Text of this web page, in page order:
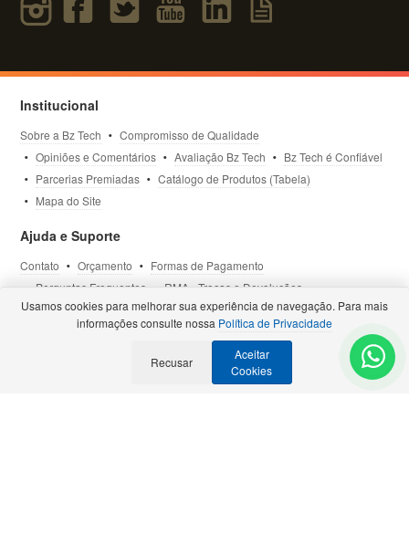
Institucional
Sobre a Bz Tech
Compromisso de Qualidade
Opiniões e Comentários
Avaliação Bz Tech
Bz Tech é Confiável
Parcerias Premiadas
Catálogo de Produtos (Tabela)
Mapa do Site
Ajuda e Suporte
Contato Orçamento
Formas de Pagamento
Perguntas Frequentes
RMA - Trocas e Devoluções
Política de Privacidade
Termos de Uso Site Seguro
Selos e Certificações- Veja todas as Parcerias Premiadas
Usamos cookies para melhorar sua experiência de navegação. Para mais
informações consulte nossa Política de Privacidade
Recusar
Aceitar
Cookies